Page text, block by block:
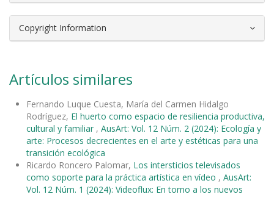
Copyright Information
Artículos similares
Fernando Luque Cuesta, María del Carmen Hidalgo
Rodríguez, El huerto como espacio de resiliencia productiva,
cultural y familiar , AusArt: Vol. 12 Núm. 2 (2024): Ecología y
arte: Procesos decrecientes en el arte y estéticas para una
transición ecológica
Ricardo Roncero Palomar, Los intersticios televisados
como soporte para la práctica artística en vídeo , AusArt:
Vol. 12 Núm. 1 (2024): Videoflux: En torno a los nuevos